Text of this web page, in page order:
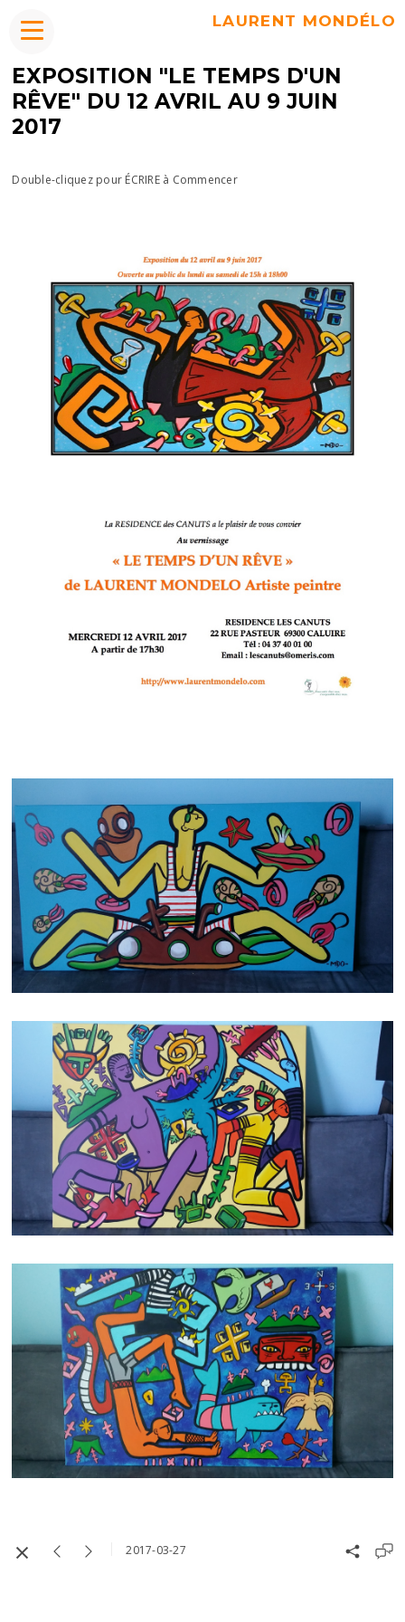
LAURENT MONDÉLO
EXPOSITION "LE TEMPS D'UN
RÊVE" DU 12 AVRIL AU 9 JUIN
2017
Double-cliquez pour ÉCRIRE à Commencer
2017-03-27